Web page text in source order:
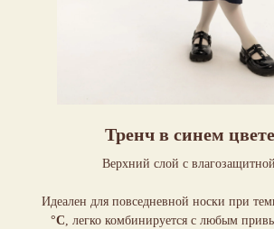
Тренч в синем
Верхний слой с
Идеален для повседневной носки при
°C, легко комбинируется с любым